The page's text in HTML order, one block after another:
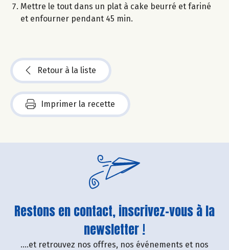
Mettre le tout dans un plat à cake beurré et fariné
et enfourner pendant 45 min.
Retour à la liste
Imprimer la recette
Restons en contact, inscrivez-vous à la
newsletter !
....et retrouvez nos offres, nos événements et nos